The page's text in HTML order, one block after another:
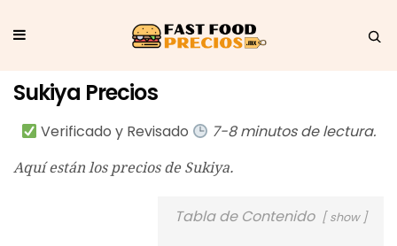
Sukiya Precios
Verificado y Revisado 7-8 minutos de lectura.
Aquí están los precios de Sukiya.
Tabla de Contenido show